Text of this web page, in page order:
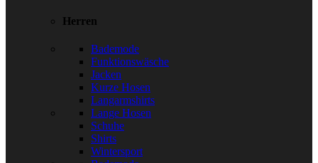
Herren
Bademode
Funktionswäsche
Jacken
Kurze Hosen
Langarmshirts
Lange Hosen
Schuhe
Shirts
Wintersport